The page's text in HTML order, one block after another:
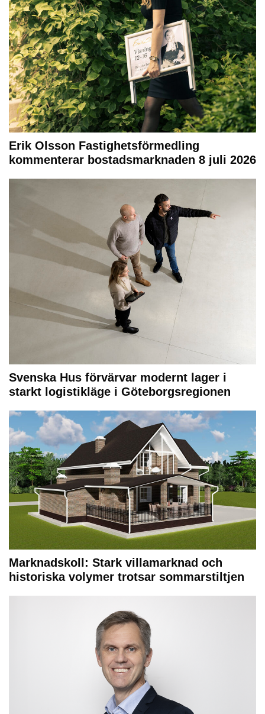
Erik Olsson Fastighetsförmedling
kommenterar bostadsmarknaden 8 juli 2026
Svenska Hus förvärvar modernt lager i
starkt logistikläge i Göteborgsregionen
Marknadskoll: Stark villamarknad och
historiska volymer trotsar sommarstiltjen